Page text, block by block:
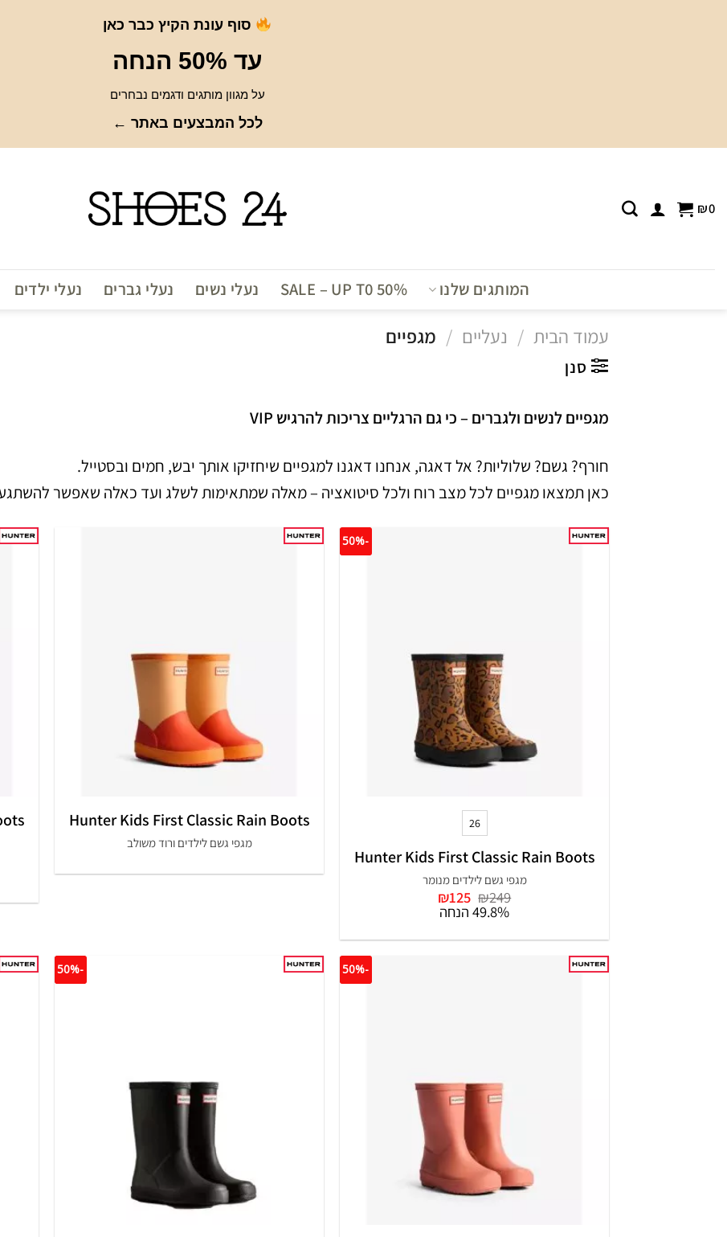
סוף עונת הקיץ כבר כאן
עד 50% הנחה
על מגוון מותגים ודגמים נבחרים
לכל המבצעים באתר ←
₪0
המותגים שלנו SALE – UP T0 50% נעלי נשים נעלי גברים נעלי ילדים
עמוד הבית / נעליים / מגפיים
סנן
מגפיים לנשים ולגברים – כי גם הרגליים צריכות להרגיש VIP
חורף? גשם? שלוליות? אל דאגה, אנחנו דאגנו למגפיים שיחזיקו אותך יבש, חמים ובסטייל.
כאן תמצאו מגפיים לכל מצב רוח ולכל סיטואציה – מאלה שמתאימות לשלג ועד כאלה שאפשר
-50%
26
Hunter Kids First Classic Rain Boots
מגפי גשם לילדים מנומר
₪249 המחיר
המקורי
₪249.
₪125
₪125.
49.8% הנחה
Hunter Kids First Classic Rain Boots
מגפי גשם לילדים ורוד משולב
-50%
-50%